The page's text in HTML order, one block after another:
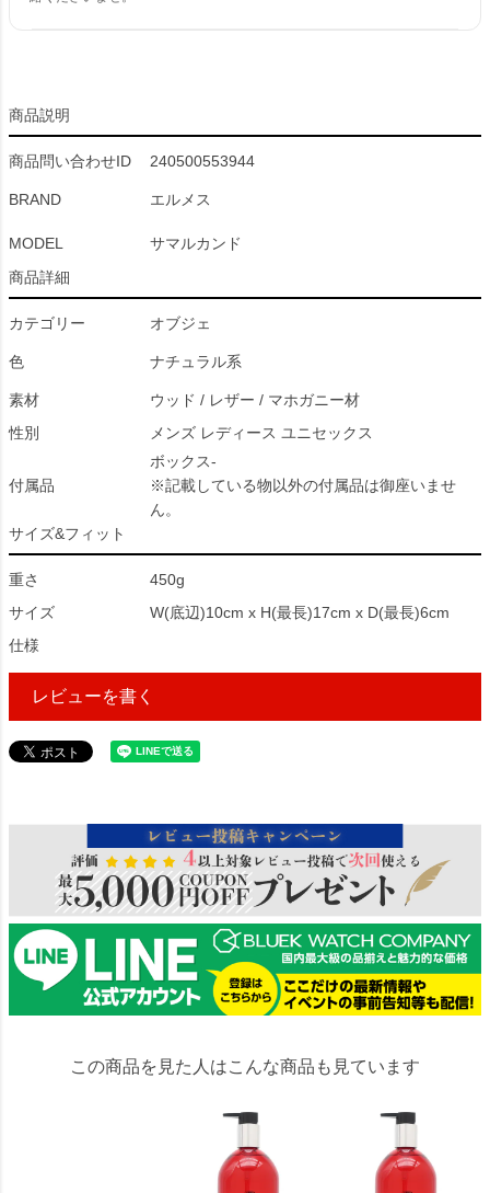
商品説明
商品問い合わせID 240500553944
BRAND エルメス
MODEL
サマルカンド
商品詳細
カテゴリー オブジェ
色 ナチュラル系
素材
ウッド / レザー / マホガニー材
性別
メンズ レディース ユニセックス
付属品
ボックス-
※記載している物以外の付属品は御座いませ
ん。
サイズ&フィット
重さ
450g
サイズ
W(底辺)10cm x H(最長)17cm x D(最長)6cm
仕様
レビューを書く
この商品を見た人はこんな商品も見ています